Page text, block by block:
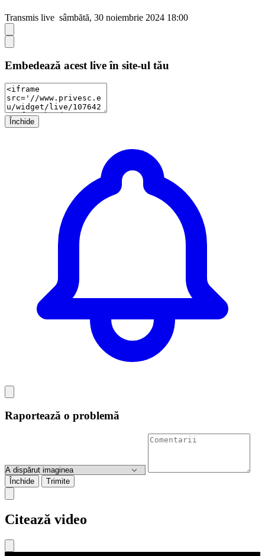
Transmis live sâmbătă, 30 noiembrie 2024 18:00
Embedează acest live în site-ul tău
Închide
Raportează o problemă
Închide Trimite
Citează video